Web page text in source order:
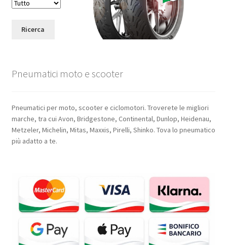
Ricerca
Pneumatici moto e scooter
Pneumatici per moto, scooter e ciclomotori. Troverete le migliori
marche, tra cui Avon, Bridgestone, Continental, Dunlop, Heidenau,
Metzeler, Michelin, Mitas, Maxxis, Pirelli, Shinko. Tova lo pneumatico
più adatto a te.